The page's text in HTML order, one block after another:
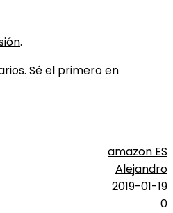
.
Sé el primero en
amazon ES
Alejandro
2019-01-19
0